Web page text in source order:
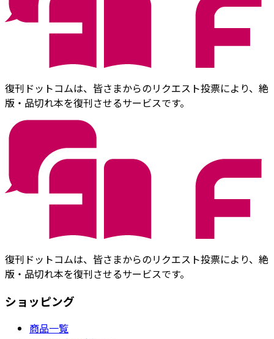
復刊ドットコムは、皆さまからのリクエスト投票により、絶
版・品切れ本を復刊させるサービスです。
復刊ドットコムは、皆さまからのリクエスト投票により、絶
版・品切れ本を復刊させるサービスです。
ショッピング
商品一覧